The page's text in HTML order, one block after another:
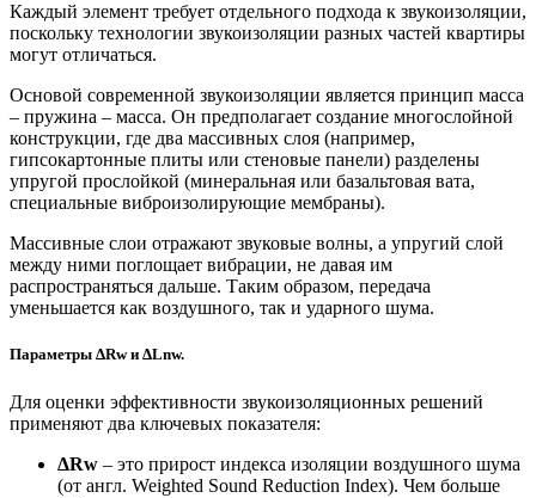
Каждый элемент требует отдельного подхода к звукоизоляции,
поскольку технологии звукоизоляции разных частей квартиры
могут отличаться.
Основой современной звукоизоляции является принцип масса
– пружина – масса. Он предполагает создание многослойной
конструкции, где два массивных слоя (например,
гипсокартонные плиты или стеновые панели) разделены
упругой прослойкой (минеральная или базальтовая вата,
специальные виброизолирующие мембраны).
Массивные слои отражают звуковые волны, а упругий слой
между ними поглощает вибрации, не давая им
распространяться дальше. Таким образом, передача
уменьшается как воздушного, так и ударного шума.
Параметры ΔRw и ΔLnw.
Для оценки эффективности звукоизоляционных решений
применяют два ключевых показателя:
ΔRw – это прирост индекса изоляции воздушного шума
(от англ. Weighted Sound Reduction Index). Чем больше